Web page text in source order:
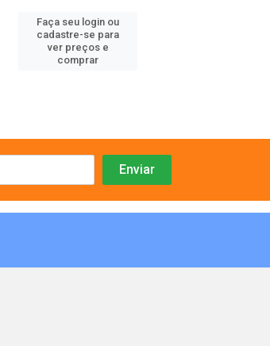
Faça seu login ou
cadastre-se para
ver preços e
comprar